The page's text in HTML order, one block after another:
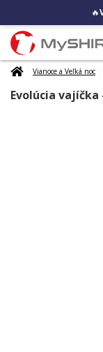
🔥
Vianoce a Veľká noc
Evolúcia